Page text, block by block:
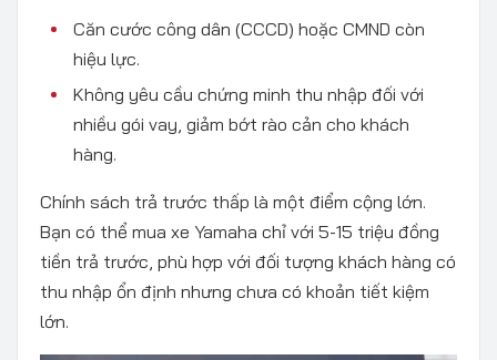
Căn cước công dân (CCCD) hoặc CMND còn
hiệu lực.
Không yêu cầu chứng minh thu nhập đối với
nhiều gói vay, giảm bớt rào cản cho khách
hàng.
Chính sách trả trước thấp là một điểm cộng lớn.
Bạn có thể mua xe Yamaha chỉ với 5-15 triệu đồng
tiền trả trước, phù hợp với đối tượng khách hàng có
thu nhập ổn định nhưng chưa có khoản tiết kiệm
lớn.